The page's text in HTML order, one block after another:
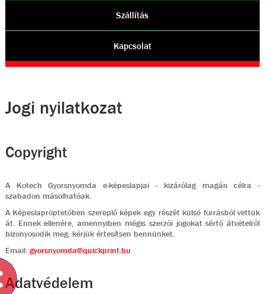
Szállítás
Kapcsolat
Jogi nyilatkozat
Copyright
A Kotech Gyorsnyomda e-képeslapjai - kizárólag magán célra -
szabadon másolhatóak.
A Képeslapröptetőben szereplő képek egy részét külső forrásból vettük
át. Ennek ellenére, amennyiben mégis szerzői jogokat sértő átvételről
bizonyosodik meg, kérjük értesítsen bennünket.
Email: gyorsnyomda@quickprint.hu
Adatvédelem